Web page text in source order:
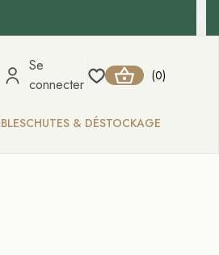
Se
connecter
(0)
CHUTES & DÉSTOCKAGE